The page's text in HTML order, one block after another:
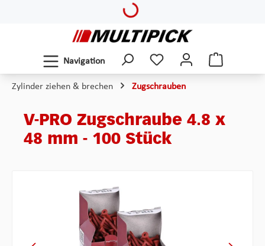
Loading...
Navigation
Zylinder ziehen & brechen Zugschrauben
V-PRO Zugschraube 4.8 x
48 mm - 100 Stück
Bildergalerie überspringen